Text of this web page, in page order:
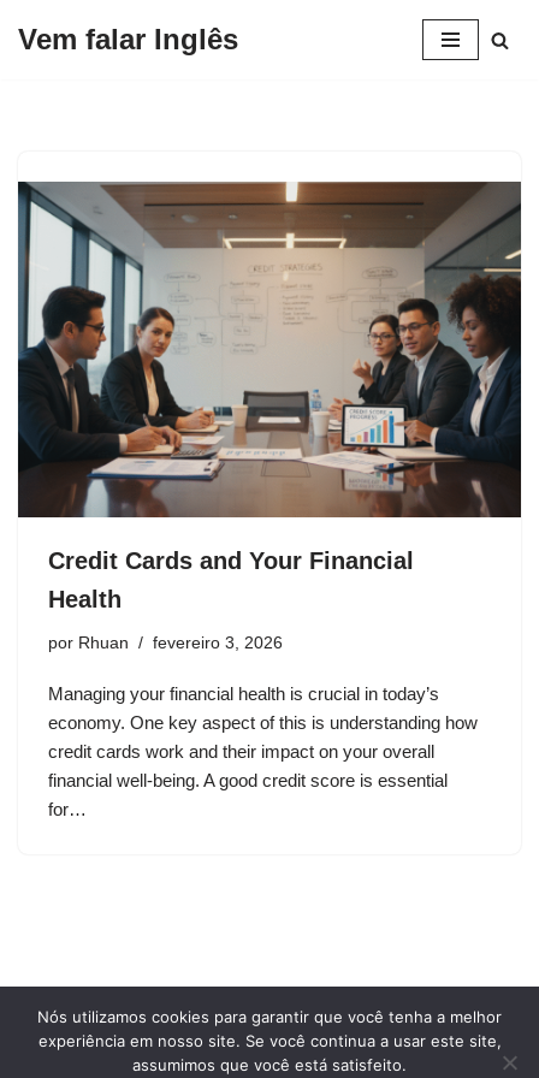
Vem falar Inglês
Credit Cards and Your Financial
Health
por Rhuan fevereiro 3, 2026
Managing your financial health is crucial in today’s
economy. One key aspect of this is understanding how
credit cards work and their impact on your overall
financial well-being. A good credit score is essential
for…
Privacy Policy
Terms and conditions of use
Cookie Policy Contact Us
Nós utilizamos cookies para garantir que você tenha a melhor
experiência em nosso site. Se você continua a usar este site,
assumimos que você está satisfeito.